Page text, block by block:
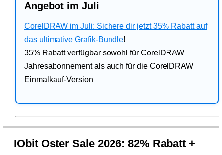
Angebot im Juli
CorelDRAW im Juli: Sichere dir jetzt 35% Rabatt auf
das ultimative Grafik-Bundle!
35% Rabatt verfügbar sowohl für CorelDRAW
Jahresabonnement als auch für die CorelDRAW
Einmalkauf-Version
IObit Oster Sale 2026: 82% Rabatt +